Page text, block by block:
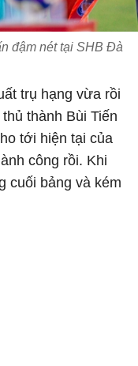
đậm nét tại SHB Đà
trụ hạng vừa rồi
thành Bùi Tiến
tới hiện tại của
công rồi. Khi
cuối bảng và kém